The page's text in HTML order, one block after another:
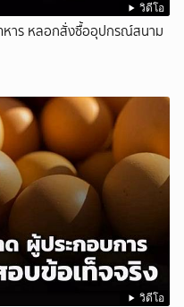
วิดีโอ
หาร หลอกสั่งซื้ออุปกรณ์สนาม
วิดีโอ